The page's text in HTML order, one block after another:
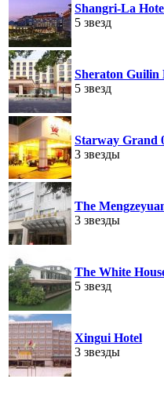
Shangri-La
5 звезд
Sheraton Guilin
5 звезд
Starway Grand
3 звезды
The
3 звезды
The White
5 звезд
Xingui Hotel
3 звезды